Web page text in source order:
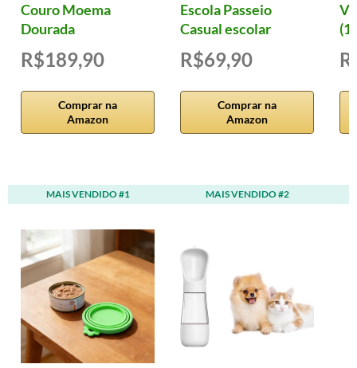
Couro Moema
Dourada
R$189,90
Comprar na
Amazon
Escola Passeio
Casual escolar
R$69,90
Comprar na
Amazon
MAIS VENDIDO #1 MAIS VENDIDO #2